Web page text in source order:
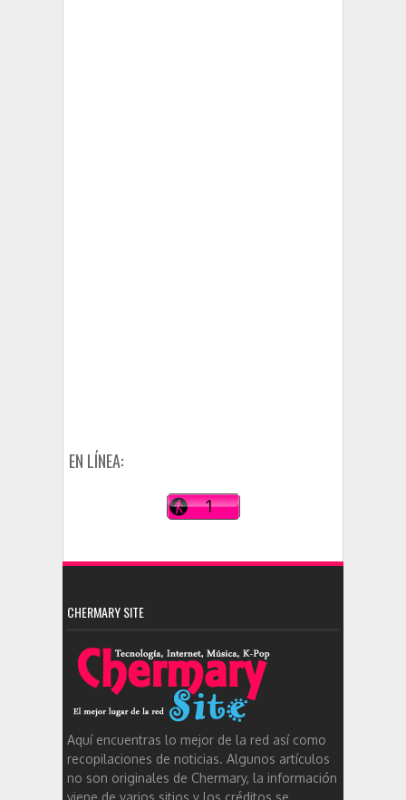
EN LÍNEA:
CHERMARY SITE
Aquí encuentras lo mejor de la red así como
recopilaciones de noticias. Algunos artículos
no son originales de Chermary, la información